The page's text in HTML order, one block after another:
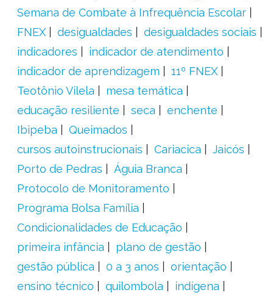
Semana de Combate à Infrequência Escolar
FNEX
desigualdades
desigualdades sociais
indicadores
indicador de atendimento
indicador de aprendizagem
11º FNEX
Teotônio Vilela
mesa temática
educação resiliente
seca
enchente
Ibipeba
Queimados
cursos autoinstrucionais
Cariacica
Jaicós
Porto de Pedras
Águia Branca
Protocolo de Monitoramento
Programa Bolsa Família
Condicionalidades de Educação
primeira infância
plano de gestão
gestão pública
0 a 3 anos
orientação
ensino técnico
quilombola
indígena